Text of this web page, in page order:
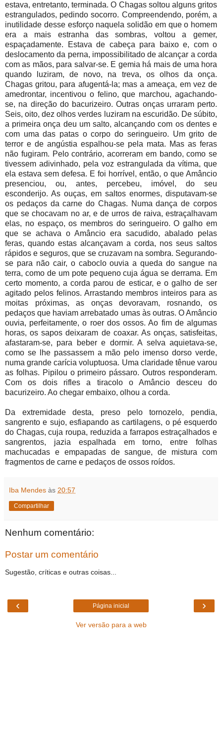
estava, entretanto, terminada. O Chagas soltou alguns gritos
estrangulados, pedindo socorro. Compreendendo, porém, a
inutilidade desse esforço naquela solidão em que o homem
era a mais estranha das sombras, voltou a gemer,
espaçadamente. Estava de cabeça para baixo e, com o
deslocamento da perna, impossibilitado de alcançar a corda
com as mãos, para salvar-se. E gemia há mais de uma hora
quando luziram, de novo, na treva, os olhos da onça.
Chagas gritou, para afugentá-la; mas a ameaça, em vez de
amedrontar, incentivou o felino, que marchou, agachando-
se, na direção do bacurizeiro. Outras onças urraram perto.
Seis, oito, dez olhos verdes luziram na escuridão. De súbito,
a primeira onça deu um salto, alcançando com os dentes e
com uma das patas o corpo do seringueiro. Um grito de
terror e de angústia espalhou-se pela mata. Mas as feras
não fugiram. Pelo contrário, acorreram em bando, como se
tivessem adivinhado, pela voz estrangulada da vítima, que
ela estava sem defesa. E foi horrível, então, o que Amâncio
presenciou, ou, antes, percebeu, imóvel, do seu
esconderijo. As ouças, em saltos enormes, disputavam-se
os pedaços da carne do Chagas. Numa dança de corpos
que se chocavam no ar, e de urros de raiva, estraçalhavam
elas, no espaço, os membros do seringueiro. O galho em
que se achava o Amâncio era sacudido, abalado pelas
feras, quando estas alcançavam a corda, nos seus saltos
rápidos e seguros, que se cruzavam na sombra. Segurando-
se para não cair, o caboclo ouvia a queda do sangue na
terra, como de um pote pequeno cuja água se derrama. Em
certo momento, a corda parou de esticar, e o galho de ser
agitado pelos felinos. Arrastando membros inteiros para as
moitas próximas, as onças devoravam, rosnando, os
pedaços que haviam arrebatado umas às outras. O Amâncio
ouvia, perfeitamente, o roer dos ossos. Ao fim de algumas
horas, os sapos deixaram de coaxar. As onças, satisfeitas,
afastaram-se, para beber e dormir. A selva aquietava-se,
como se lhe passassem a mão pelo imenso dorso verde,
numa grande carícia voluptuosa. Uma claridade tênue varou
as folhas. Pipilou o primeiro pássaro. Outros responderam.
Com os dois rifles a tiracolo o Amâncio desceu do
bacurizeiro. Ao chegar embaixo, olhou a corda.
Da extremidade desta, preso pelo tornozelo, pendia,
sangrento e sujo, esfiapando as cartilagens, o pé esquerdo
do Chagas, cuja roupa, reduzida a farrapos estraçalhados e
sangrentos, jazia espalhada em torno, entre folhas
machucadas e empapadas de sangue, de mistura com
fragmentos de carne e pedaços de ossos roídos.
Iba Mendes às 20:57
Compartilhar
Nenhum comentário:
Postar um comentário
Sugestão, críticas e outras coisas...
‹ ›
Página inicial
Ver versão para a web